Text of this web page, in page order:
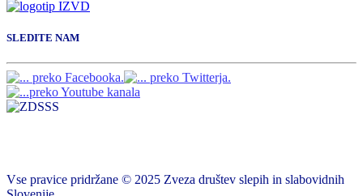
SLEDITE NAM
Vse pravice pridržane © 2025 Zveza društev slepih in slabovidnih